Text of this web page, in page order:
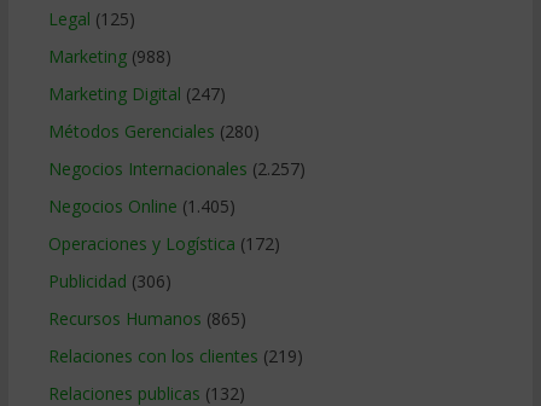
Legal (125)
Marketing(988)
Marketing Digital (247)
Métodos Gerenciales (280)
Negocios Internacionales (2.257)
Negocios Online (1.405)
Operaciones y Logística (172)
Publicidad (306)
Recursos Humanos (865)
Relaciones con los clientes (219)
Relaciones publicas (132)